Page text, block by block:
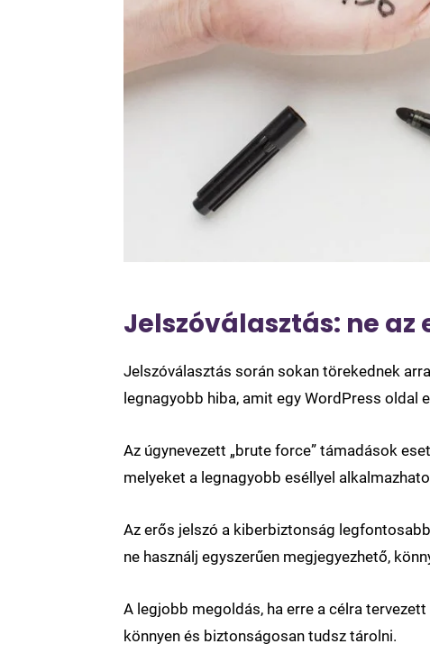
Jelszóválasztás: ne
Jelszóválasztás során sokan törekednek
legnagyobb hiba, amit egy WordPress oldal
Az úgynevezett „brute force” támadások
melyeket a legnagyobb eséllyel
Az erős jelszó a kiberbiztonság
ne használj egyszerűen megjegyezhető,
A legjobb megoldás, ha erre a célra
könnyen és biztonságosan tudsz tárolni.